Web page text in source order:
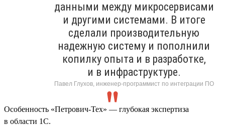
данными между микросервисами
и другими системами. В итоге
сделали производительную
надежную систему и пополнили
копилку опыта и в разработке,
и в инфраструктуре.
Павел Глухов, инженер-программист по интеграции ПО
Особенность «Петрович-Тех» — глубокая экспертиза
в области 1С.